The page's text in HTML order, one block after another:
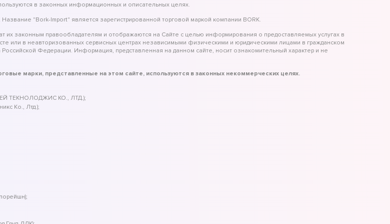
в законных информационных и описательных целях.
"Bork-Import" является зарегистрированной торговой маркой компании BORK.
их законным правообладателям и отображаются на Сайте с целью информирования о предоставляемых услугах в
или в неавторизованных сервисных центрах независимыми физическими и юридическими лицами в гражданском
Федерации. Информация, представленная на данном сайте, носит ознакомительный характер и не
марки, представленные на этом сайте, используются в законных некоммерческих целях.
ТЕКНОЛОДЖИС КО., ЛТД.);
Ко., Лтд.);